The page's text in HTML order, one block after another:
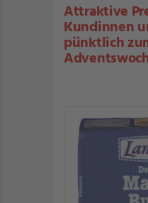
Attraktive
Kundinnen
pünktlich